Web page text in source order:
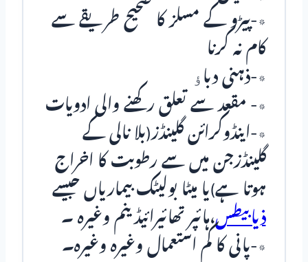
٭-پیڑو کے مسلز کا صحیح طریقے سے
کام نہ کرنا
٭-ذہنی دباﺅ
٭- مقعد سے تعلق رکھنے والی ادویات
٭-اینڈوکرائن گلینڈز(بلا نالی کے
گلینڈزجن میں سے رطوبت کا اخراج
ہوتا ہے)یا میٹا بولیٹک بیماریاں جیسے
ذیابیطس،ہائپر تھائیرائیڈینم وغیرہ ۔
٭-پانی کا کم استعمال وغیرہ وغیرہ۔